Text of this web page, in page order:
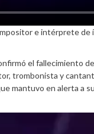
e intérprete de
el fallecimiento
trombonista y
mantuvo en alerta a